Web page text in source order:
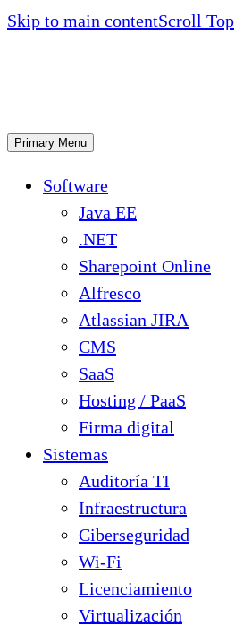
Skip to main contentScroll Top
Primary Menu
Software
Java EE
.NET
Sharepoint Online
Alfresco
Atlassian JIRA
CMS
SaaS
Hosting / PaaS
Firma digital
Sistemas
Auditoría TI
Infraestructura
Ciberseguridad
Wi-Fi
Licenciamiento
Virtualización